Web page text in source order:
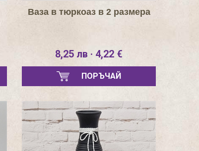
Ваза в тюркоаз в 2 размера
8,25 лв · 4,22 €
ПОРЪЧАЙ